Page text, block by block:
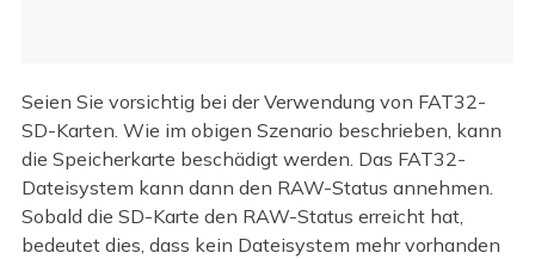
Seien Sie vorsichtig bei der Verwendung von FAT32-
SD-Karten. Wie im obigen Szenario beschrieben, kann
die Speicherkarte beschädigt werden. Das FAT32-
Dateisystem kann dann den RAW-Status annehmen.
Sobald die SD-Karte den RAW-Status erreicht hat,
bedeutet dies, dass kein Dateisystem mehr vorhanden